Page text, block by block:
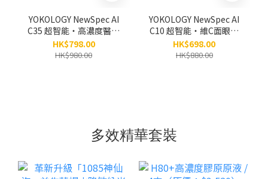
YOKOLOGY NewSpec AI
C35 超智能‧高濃度醫學
級維C｜高效重點祛斑祛
眼紋逆齡精華 (10ml)
HK$798.00
HK$980.00
YOKOLOGY NewSpec AI
C10 超智能‧維C面眼頸
精華液（30ml）
HK$698.00
HK$880.00
多效精華套裝